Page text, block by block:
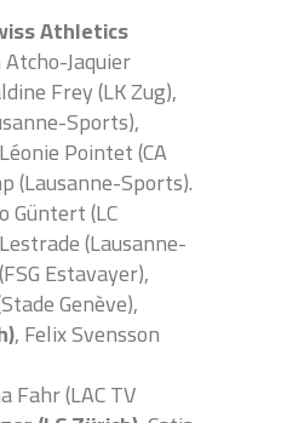
Athletics
Jaquier
Frey (LK Zug),
Sports),
Pointet (CA
(Lausanne-Sports).
Güntert (LC
(Lausanne-
Estavayer),
Genève),
, Felix Svensson
Fahr (LAC TV